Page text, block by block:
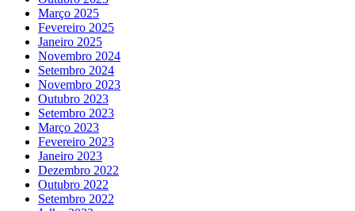
Março 2025
Fevereiro 2025
Janeiro 2025
Novembro 2024
Setembro 2024
Novembro 2023
Outubro 2023
Setembro 2023
Março 2023
Fevereiro 2023
Janeiro 2023
Dezembro 2022
Outubro 2022
Setembro 2022